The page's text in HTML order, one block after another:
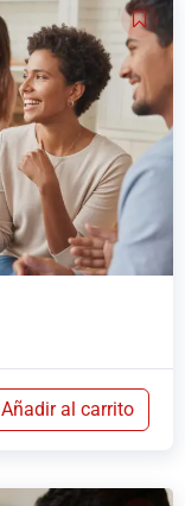
Añadir al carrito